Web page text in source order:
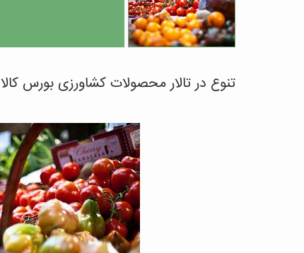
تنوع در تالار محصولات کشاورزی بورس کالا